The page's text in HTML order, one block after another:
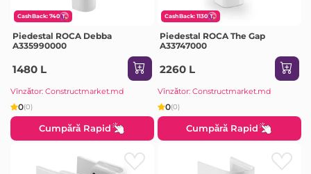
CashBack: 740
Piedestal ROCA Debba
A335990000
1480 L
Vînzător: Constructmarket.md
0(0)
Cumpără Rapid
CashBack: 1130
Piedestal ROCA The Gap
A33747000
2260 L
Vînzător: Constructmarket.md
0(0)
Cumpără Rapid